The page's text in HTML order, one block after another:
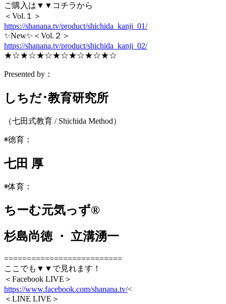
ご購入は▼▼コチラから
＜Vol.１＞
https://shanana.tv/product/shichida_kanji_01/
✨New✨＜Vol.２＞
https://shanana.tv/product/shichida_kanji_02/
★☆★☆★☆★☆★☆★☆★☆
Presented by：
しちだ･教育研究所
（七田式教育 / Shichida Method）
◉徳育：
七田 厚
◉体育：
ちーむ元気っず®
杉島尚徳 ・ 立溝湧一
==========================
ここでも▼▼で見れます！
＜Facebook LIVE＞
https://www.facebook.com/shanana.tv/<
＜LINE LIVE＞